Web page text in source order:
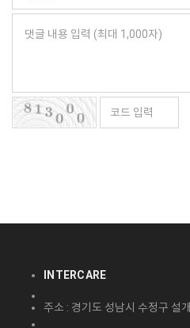
INTERCARE
주소 : 경기도 성남시 수정구 설